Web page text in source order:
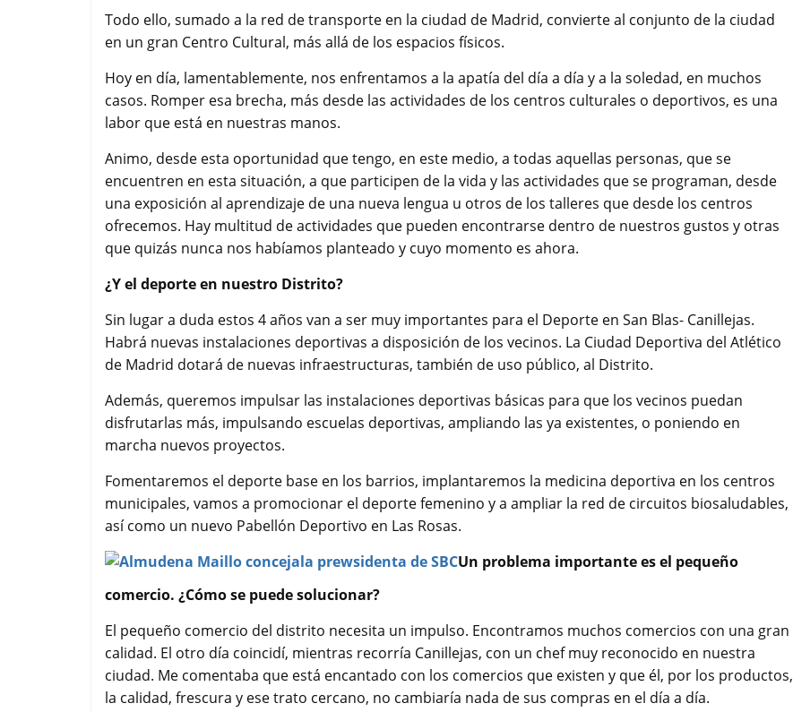
Todo ello, sumado a la red de transporte en la ciudad de Madrid, convierte al conjunto de la ciudad
en un gran Centro Cultural, más allá de los espacios físicos.
Hoy en día, lamentablemente, nos enfrentamos a la apatía del día a día y a la soledad, en muchos
casos. Romper esa brecha, más desde las actividades de los centros culturales o deportivos, es una
labor que está en nuestras manos.
Animo, desde esta oportunidad que tengo, en este medio, a todas aquellas personas, que se
encuentren en esta situación, a que participen de la vida y las actividades que se programan, desde
una exposición al aprendizaje de una nueva lengua u otros de los talleres que desde los centros
ofrecemos. Hay multitud de actividades que pueden encontrarse dentro de nuestros gustos y otras
que quizás nunca nos habíamos planteado y cuyo momento es ahora.
¿Y el deporte en nuestro Distrito?
Sin lugar a duda estos 4 años van a ser muy importantes para el Deporte en San Blas- Canillejas.
Habrá nuevas instalaciones deportivas a disposición de los vecinos. La Ciudad Deportiva del Atlético
de Madrid dotará de nuevas infraestructuras, también de uso público, al Distrito.
Además, queremos impulsar las instalaciones deportivas básicas para que los vecinos puedan
disfrutarlas más, impulsando escuelas deportivas, ampliando las ya existentes, o poniendo en
marcha nuevos proyectos.
Fomentaremos el deporte base en los barrios, implantaremos la medicina deportiva en los centros
municipales, vamos a promocionar el deporte femenino y a ampliar la red de circuitos biosaludables,
así como un nuevo Pabellón Deportivo en Las Rosas.
Un problema importante es el pequeño
comercio. ¿Cómo se puede solucionar?
El pequeño comercio del distrito necesita un impulso. Encontramos muchos comercios con una gran
calidad. El otro día coincidí, mientras recorría Canillejas, con un chef muy reconocido en nuestra
ciudad. Me comentaba que está encantado con los comercios que existen y que él, por los productos,
la calidad, frescura y ese trato cercano, no cambiaría nada de sus compras en el día a día.